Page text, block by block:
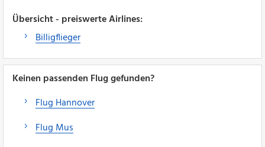
Übersicht - preiswerte Airlines:
Billigflieger
Keinen passenden Flug gefunden?
Flug Hannover
Flug Mus